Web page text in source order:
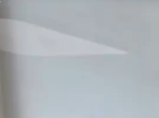
到店了，我直接看36C
现在看36C!smart精灵6号展